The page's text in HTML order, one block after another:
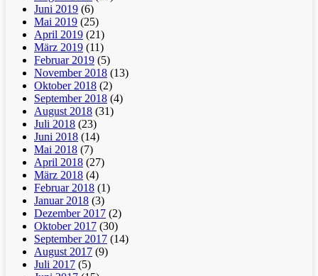
Juni 2019 (6)
Mai 2019 (25)
April 2019 (21)
März 2019 (11)
Februar 2019 (5)
November 2018 (13)
Oktober 2018 (2)
September 2018 (4)
August 2018 (31)
Juli 2018 (23)
Juni 2018 (14)
Mai 2018 (7)
April 2018 (27)
März 2018 (4)
Februar 2018 (1)
Januar 2018 (3)
Dezember 2017 (2)
Oktober 2017 (30)
September 2017 (14)
August 2017 (9)
Juli 2017 (5)